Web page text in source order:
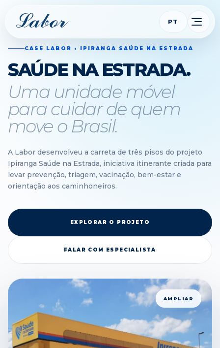
PT
CASE LABOR • IPIRANGA SAÚDE NA ESTRADA
SAÚDE NA ESTRADA.
Uma unidade móvel
para cuidar de quem
move o Brasil.
A Labor desenvolveu a carreta de três pisos do projeto
Ipiranga Saúde na Estrada, iniciativa itinerante criada para
levar prevenção, triagem, vacinação, bem-estar e
orientação aos caminhoneiros.
EXPLORAR O PROJETO
FALAR COM ESPECIALISTA
AMPLIAR